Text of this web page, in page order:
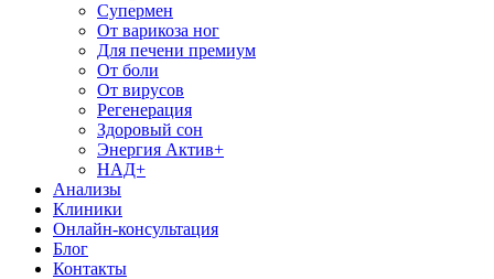
Супермен
От варикоза ног
Для печени премиум
От боли
От вирусов
Регенерация
Здоровый сон
Энергия Актив+
НАД+
Анализы
Клиники
Онлайн-консультация
Блог
Контакты